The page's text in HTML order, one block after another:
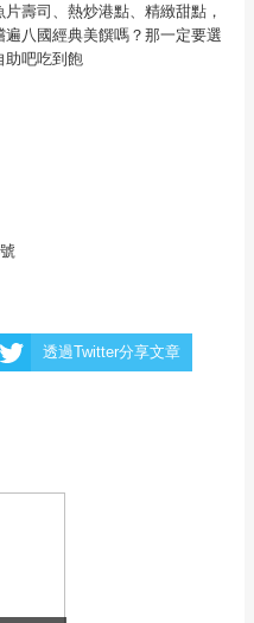
壽司、熱炒港點、精緻甜點，
八國經典美饌嗎？那一定要選
助吧吃到飽
透過Twitter分享文章